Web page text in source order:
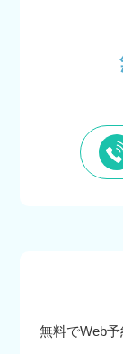
無料でWeb予